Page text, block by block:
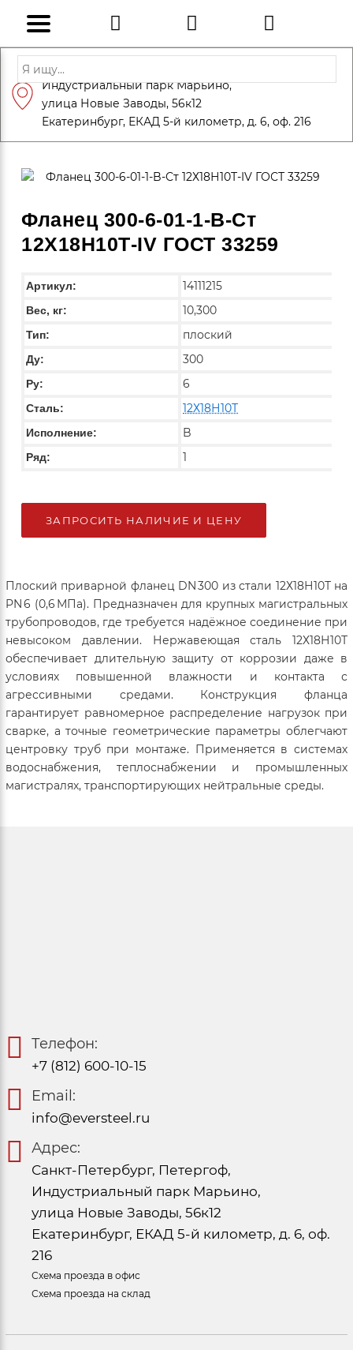
+7 (812) 600-10-15
info@eversteel.ru
Адрес: Санкт-Петербург, Петергоф,
Индустриальный парк Марьино,
улица Новые Заводы, 56к12
Екатеринбург, ЕКАД 5-й километр, д. 6, оф. 216
ЗАКАЗАТЬ ЗВОНОК
Фланец 300-6-01-1-B-Ст
12Х18Н10Т-IV ГОСТ 33259
Артикул: 14111215
Вес, кг: 10,300
Тип: плоский
Ду: 300
Ру: 6
Сталь: 12Х18Н10Т
Исполнение: B
Ряд: 1
ЗАПРОСИТЬ НАЛИЧИЕ И ЦЕНУ
Плоский приварной фланец DN 300 из стали 12Х18Н10Т на
PN 6 (0,6 МПа). Предназначен для крупных магистральных
трубопроводов, где требуется надёжное соединение при
невысоком давлении. Нержавеющая сталь 12Х18Н10Т
обеспечивает длительную защиту от коррозии даже в
условиях повышенной влажности и контакта с
агрессивными средами. Конструкция фланца
гарантирует равномерное распределение нагрузок при
сварке, а точные геометрические параметры облегчают
центровку труб при монтаже. Применяется в системах
водоснабжения, теплоснабжении и промышленных
магистралях, транспортирующих нейтральные среды.
Телефон:
+7 (812) 600-10-15
Email:
info@eversteel.ru
Адрес:
Санкт-Петербург, Петергоф,
Индустриальный парк Марьино,
улица Новые Заводы, 56к12
Екатеринбург, ЕКАД 5-й километр, д. 6, оф.
216
Схема проезда в офис
Схема проезда на склад